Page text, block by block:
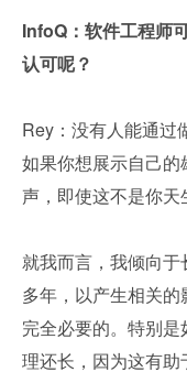
InfoQ：软件工程师
认可呢？
Rey：没有人能通过
如果你想展示自己
声，即使这不是你天
就我而言，我倾向
多年，以产生相关
完全必要的。特别
理还长，因为这有